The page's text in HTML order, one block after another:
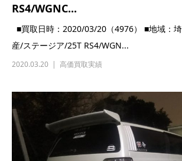
RS4/WGNC...
■買取日時：2020/03/20（4976） ■地域：
産/ステージア/25T RS4/WGN...
2020.03.20 高価買取実績